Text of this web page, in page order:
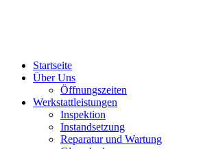
Startseite
Über Uns
Öffnungszeiten
Werkstattleistungen
Inspektion
Instandsetzung
Reparatur und Wartung